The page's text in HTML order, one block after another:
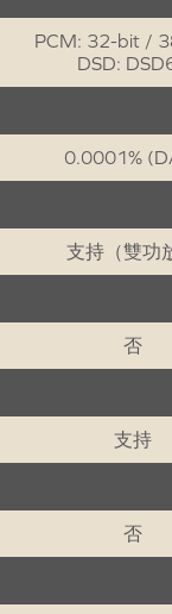
PCM: 32-bit /
DSD:
0.0001%
支持（雙功
否
支持
否